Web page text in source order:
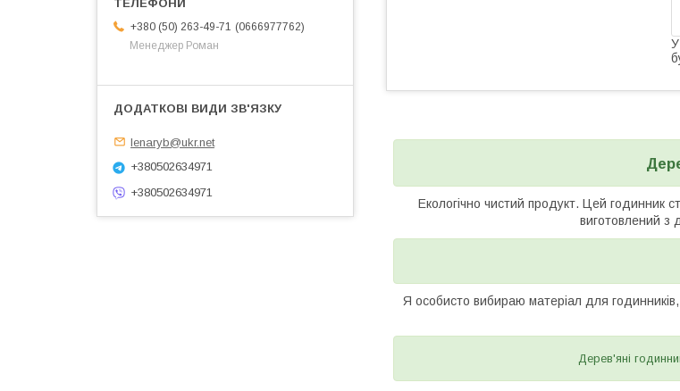
У
Екологічно чистий продукт. Цей годинник
виготовлений з
Я особисто вибираю матеріал для
Дерев'яні
+380 (50) 263-49-71
0666977762
Менеджер Роман
lenaryb@ukr.net
+380502634971
+380502634971